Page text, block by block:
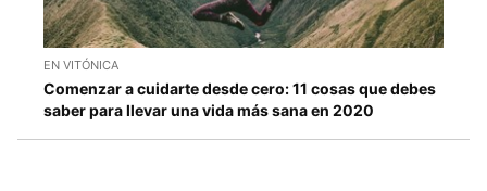
EN VITÓNICA
Comenzar a cuidarte desde cero: 11 cosas que debes
saber para llevar una vida más sana en 2020